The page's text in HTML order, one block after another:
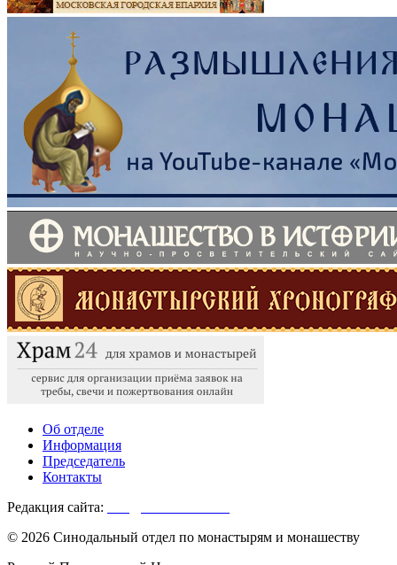
Об отделе
Информация
Председатель
Контакты
Редакция сайта:
© 2026 Синодальный отдел по монастырям и монашеству